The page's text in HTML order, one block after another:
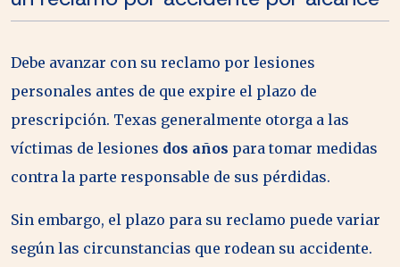
Debe avanzar con su reclamo por lesiones
personales antes de que expire el plazo de
prescripción. Texas generalmente otorga a las
víctimas de lesiones dos años para tomar medidas
contra la parte responsable de sus pérdidas.
Sin embargo, el plazo para su reclamo puede variar
según las circunstancias que rodean su accidente.